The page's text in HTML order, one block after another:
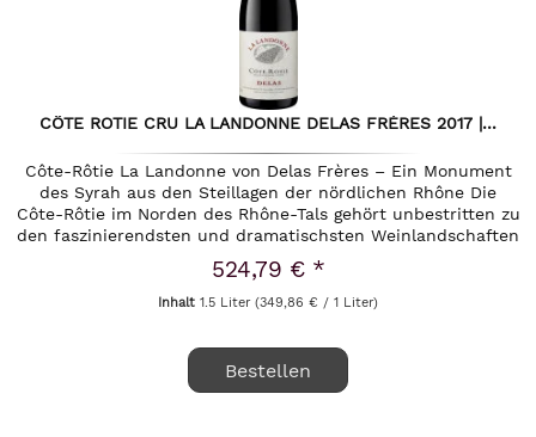
CÔTE ROTIE CRU LA LANDONNE DELAS FRÈRES 2017 |...
Côte-Rôtie La Landonne von Delas Frères – Ein Monument
des Syrah aus den Steillagen der nördlichen Rhône Die
Côte-Rôtie im Norden des Rhône-Tals gehört unbestritten zu
den faszinierendsten und dramatischsten Weinlandschaften
524,79 € *
Inhalt1.5 Liter(349,86 € / 1 Liter)
Bestellen